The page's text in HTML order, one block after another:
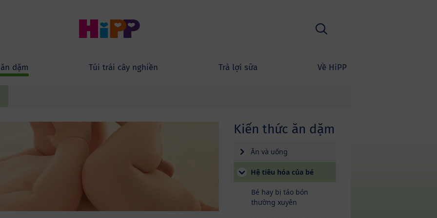
dặm Túi trái cây nghiền Trà lợi sữa Về HiPP
Tìm kiếm
Kiến thức ăn dặm
Ăn và uống
Hệ tiêu hóa của bé(current)
Bé hay bị táo bón
thường xuyên